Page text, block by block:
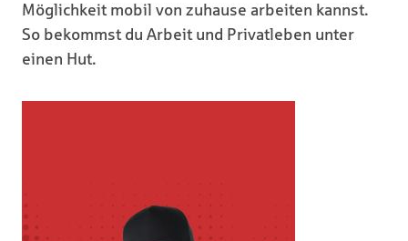
Möglichkeit mobil von zuhause arbeiten kannst.
So bekommst du Arbeit und Privatleben unter
einen Hut.